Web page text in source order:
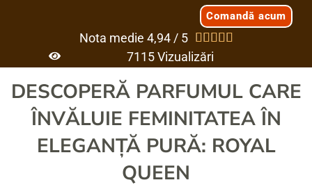
Comandă acum
Nota medie 4,94 / 5     
7116 Vizualizări
DESCOPERĂ PARFUMUL CARE
ÎNVĂLUIE FEMINITATEA ÎN
ELEGANȚĂ PURĂ: ROYAL
QUEEN